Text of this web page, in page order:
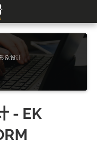
象设计
- EK